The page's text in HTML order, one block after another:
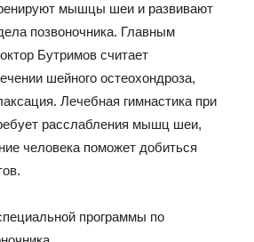
мышцы шеи и развивают
позвоночника. Главным
Бутримов считает
шейного остеохондроза,
Лечебная гимнастика при
расслабления мышц шеи,
человека поможет добиться
программы по